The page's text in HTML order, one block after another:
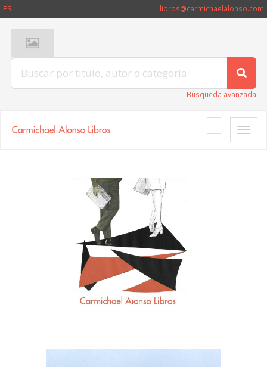
ES libros@carmichaelalonso.com
Búsqueda avanzada
Toggle